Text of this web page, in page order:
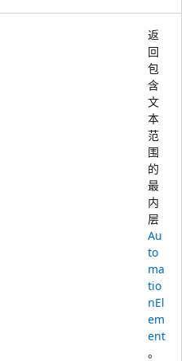
返
回
包
含
文
本
范
围
的
最
内
层
Au
to
ma
tio
nEl
em
ent
。